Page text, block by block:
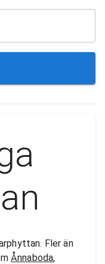
Fler än
Ånnaboda,